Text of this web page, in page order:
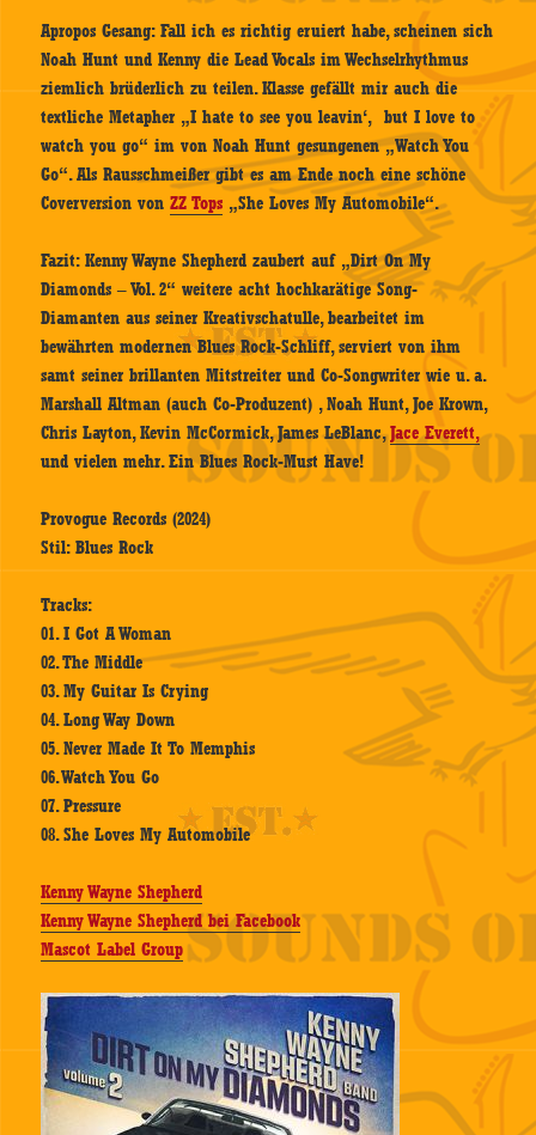
Apropos Gesang: Fall ich es richtig eruiert habe, scheinen sich
Noah Hunt und Kenny die Lead Vocals im Wechselrhythmus
ziemlich brüderlich zu teilen. Klasse gefällt mir auch die
textliche Metapher „I hate to see you leavin‘, but I love to
watch you go“ im von Noah Hunt gesungenen „Watch You
Go“. Als Rausschmeißer gibt es am Ende noch eine schöne
Coverversion vonZZ Tops „She Loves My Automobile“.
Fazit: Kenny Wayne Shepherd zaubert auf „Dirt On My
Diamonds – Vol. 2“ weitere acht hochkarätige Song-
Diamanten aus seiner Kreativschatulle, bearbeitet im
bewährten modernen Blues Rock-Schliff, serviert von ihm
samt seiner brillanten Mitstreiter und Co-Songwriter wie u. a.
Marshall Altman (auch Co-Produzent) , Noah Hunt, Joe Krown,
Chris Layton, Kevin McCormick, James LeBlanc,Jace Everett,
und vielen mehr. Ein Blues Rock-Must Have!
Provogue Records (2024)
Stil: Blues Rock
Tracks:
01. I Got A Woman
02. The Middle
03. My Guitar Is Crying
04. Long Way Down
05. Never Made It To Memphis
06. Watch You Go
07. Pressure
08. She Loves My Automobile
Kenny Wayne Shepherd
Kenny Wayne Shepherd bei Facebook
Mascot Label Group